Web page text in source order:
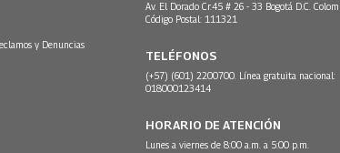
y Denuncias
Av. El Dorado Cr.45 # 26 - 33 Bogotá D.C.
Código Postal: 111321
TELÉFONOS
(+57) (601) 2200700. Línea gratuita nacional:
018000123414
HORARIO DE ATENCIÓN
Lunes a viernes de 8:00 a.m. a 5:00 p.m.